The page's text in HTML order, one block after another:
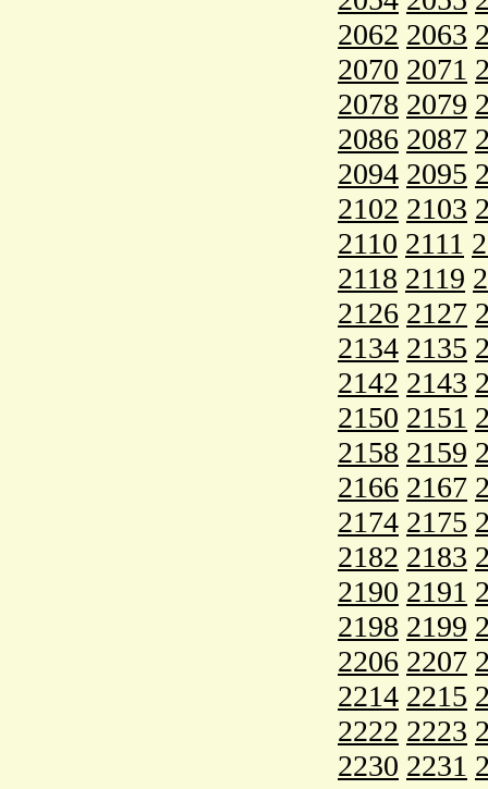
2062 2063
2070 2071
2078 2079
2086 2087
2094 2095
2102 2103
2110 2111
2118 2119
2126 2127
2134 2135
2142 2143
2150 2151
2158 2159
2166 2167
2174 2175
2182 2183
2190 2191
2198 2199
2206 2207
2214 2215
2222 2223
2230 2231